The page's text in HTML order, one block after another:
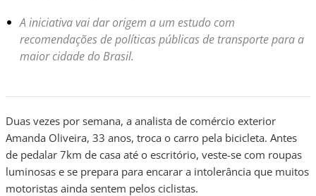
A iniciativa vai dar origem a um estudo com
recomendações de políticas públicas de transporte para a
maior cidade do Brasil.
Duas vezes por semana, a analista de comércio exterior
Amanda Oliveira, 33 anos, troca o carro pela bicicleta. Antes
de pedalar 7km de casa até o escritório, veste-se com roupas
luminosas e se prepara para encarar a intolerância que muitos
motoristas ainda sentem pelos ciclistas.